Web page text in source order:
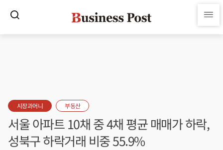
시장과머니 부동산
서울 아파트 10채 중 4채 평균 매매가 하락,
성북구 하락거래 비중 55.9%